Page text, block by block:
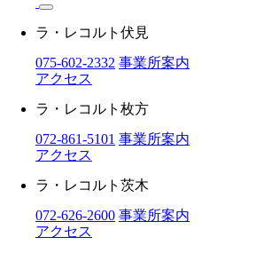
ラ・レコルト伏見
075-602-2332 事業所案内
アクセス
ラ・レコルト枚方
072-861-5101 事業所案内
アクセス
ラ・レコルト茨木
072-626-2600 事業所案内
アクセス